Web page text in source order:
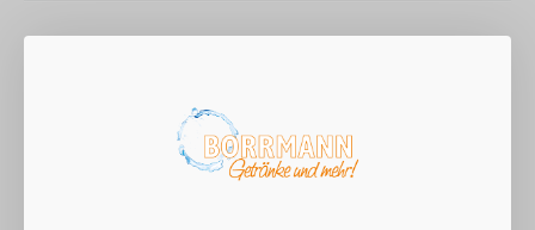
oder als Untersetzer für Gläser und Flaschen - die Cocktail
Servietten von Duni leisten immer verlässliche Dienste. Die Duni
Zelltuch Cocktail Servietten bestehen aus 3-lagigem Tissue,